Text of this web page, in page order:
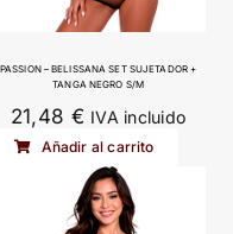
PASSION – BELISSANA SET SUJETADOR +
TANGA NEGRO S/M
21,48 € IVA incluido
Añadir al carrito